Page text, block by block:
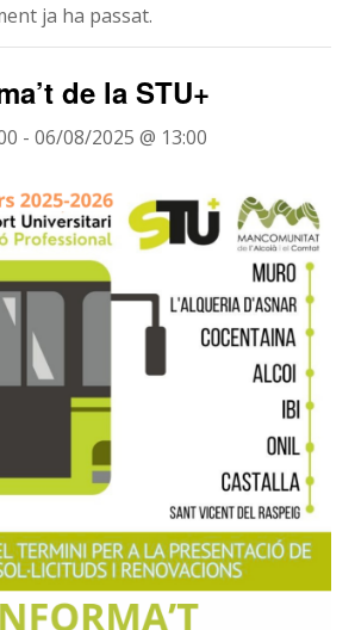
ja ha passat.
de la STU+
- 06/08/2025 @ 13:00